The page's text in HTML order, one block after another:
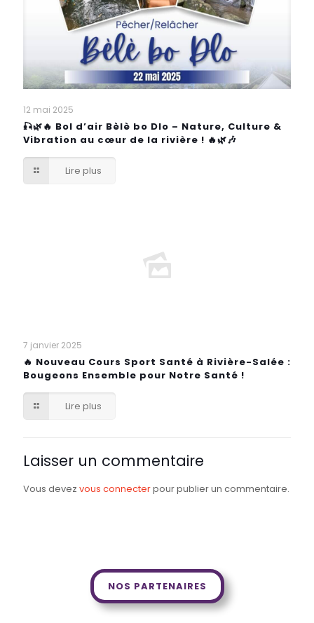
12 mai 2025
🎣🌿🔥 Bol d’air Bèlè bo Dlo – Nature, Culture &
Vibration au cœur de la rivière ! 🔥🌿🎶
Lire plus
7 janvier 2025
🔥 Nouveau Cours Sport Santé à Rivière-Salée :
Bougeons Ensemble pour Notre Santé !
Lire plus
Laisser un commentaire
Vous devez vous connecterpour publier un commentaire.
NOS PARTENAIRES